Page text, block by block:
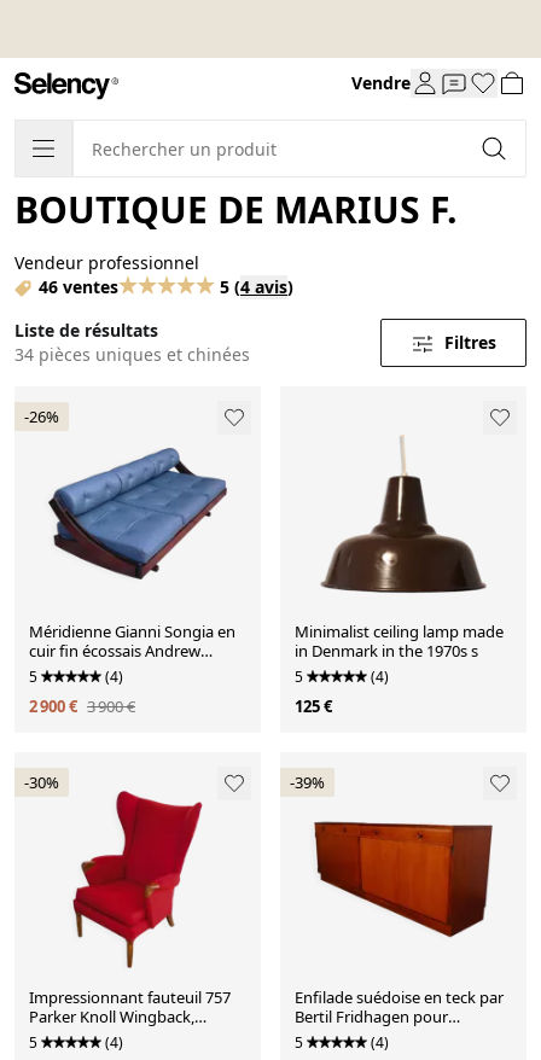
Vendre
BOUTIQUE DE MARIUS F.
Vendeur professionnel
46 ventes
5 (4 avis)
Liste de résultats
34 pièces uniques et chinées
Filtres
-26%
Méridienne Gianni Songia en
cuir fin écossais Andrew
Muirhead bleu marine
5 (4)
2 900 € 3 900 €
Minimalist ceiling lamp made
in Denmark in the 1970s s
5 (4)
125 €
-30%
Impressionnant fauteuil 757
Parker Knoll Wingback,
années 1960
5 (4)
-39%
Enfilade suédoise en teck par
Bertil Fridhagen pour
Bodafors, 1960, set de 2
5 (4)